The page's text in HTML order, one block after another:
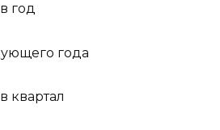
год
года
квартал